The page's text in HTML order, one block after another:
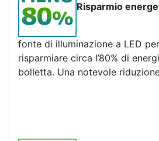
Risparmio
fonte di illuminazione a LED
risparmiare circa l’80% di
bolletta. Una notevole